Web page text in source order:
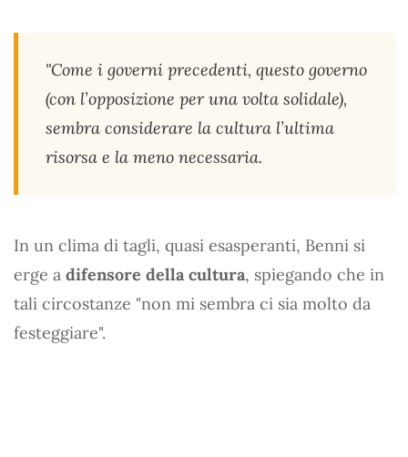
"Come i governi precedenti, questo governo
(con l’opposizione per una volta solidale),
sembra considerare la cultura l’ultima
risorsa e la meno necessaria.
In un clima di tagli, quasi esasperanti, Benni si
erge a difensore della cultura, spiegando che in
tali circostanze "non mi sembra ci sia molto da
festeggiare".